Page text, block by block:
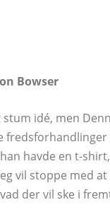
Bowser
idé, men
fredsforhandlinger
havde en t-
vil stoppe med
der vil ske i